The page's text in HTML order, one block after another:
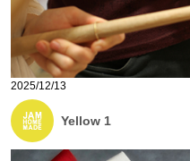
2025/12/13
Yellow 1